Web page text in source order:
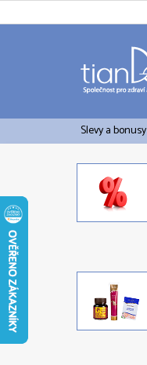
Přejít
na
Slevy a bonusy